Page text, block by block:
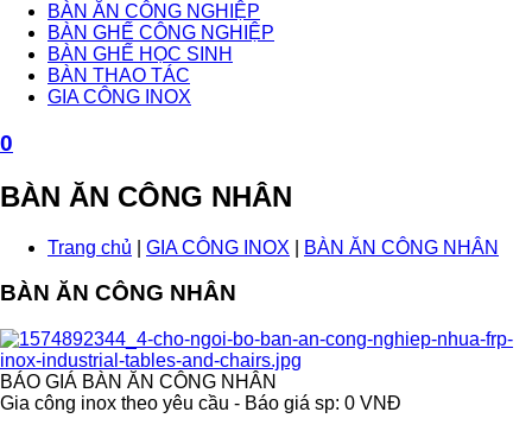
BÀN ĂN CÔNG NGHIỆP
BÀN GHẾ CÔNG NGHIỆP
BÀN GHẾ HỌC SINH
BÀN THAO TÁC
GIA CÔNG INOX
0
BÀN ĂN CÔNG NHÂN
Trang chủ GIA CÔNG INOX BÀN ĂN CÔNG NHÂN
BÀN ĂN CÔNG NHÂN
BÁO GIÁ BÀN ĂN CÔNG NHÂN
Gia công inox theo yêu cầu - Báo giá sp: 0 VNĐ